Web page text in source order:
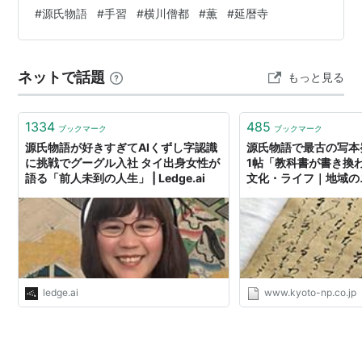
薄雲
玉鬘
胡蝶
蛍
常夏
篝火
野分
行幸
藤袴
真木柱
した。 ※写真は、「水しぶきをあげる宇治川の流れ」／
無料(フリー)写真素材を使用 ［浮舟、小野に移る］浮舟
都・大原あたり、比叡山の西の麓。)妹尼はなき娘の生ま
れ変わりと思って、浮舟の世話をした。 ［浮舟の出家］
浮舟は、尼たちの不在中…
#源氏物語 #手習 #横川僧都 #薫 #延暦寺
ネットで話題 もっと見る
1334 ブックマーク
源氏物語が好きすぎてAIくずし字認識
に挑戦でグーグル入社 タイ出身女性が
語る「前人未到の人生」 | Ledge.ai
ledge.ai
485 ブックマーク
源氏物語で最古の写
1帖「教科書が書き換
文化・ライフ｜地域
www.kyoto-np.co.jp